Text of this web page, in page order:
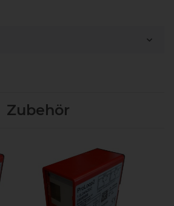
Zubehör